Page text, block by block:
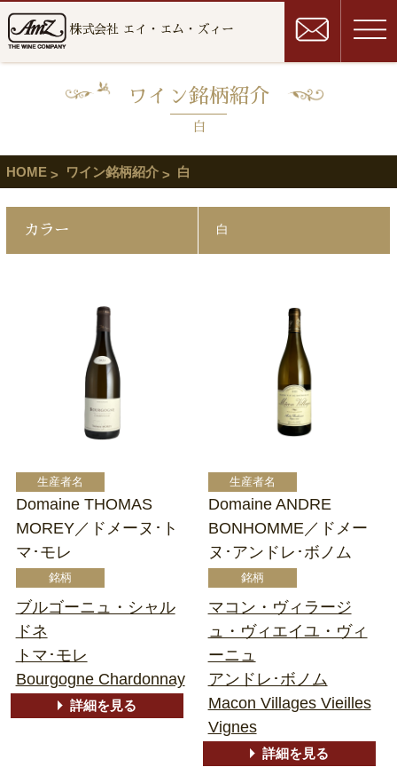
株式会社 エイ・エム・ズィー
ワイン銘柄紹介
白
HOME ワイン銘柄紹介 白
カラー 白
Domaine THOMAS
MOREY／ドメーヌ･ト
マ･モレ
ブルゴーニュ・シャル
ドネ
トマ･モレ
Bourgogne Chardonnay
詳細を見る
Domaine ANDRE
BONHOMME／ドメー
ヌ･アンドレ･ボノム
マコン・ヴィラージ
ュ・ヴィエイユ・ヴィ
ーニュ
アンドレ･ボノム
Macon Villages Vieilles
Vignes
詳細を見る